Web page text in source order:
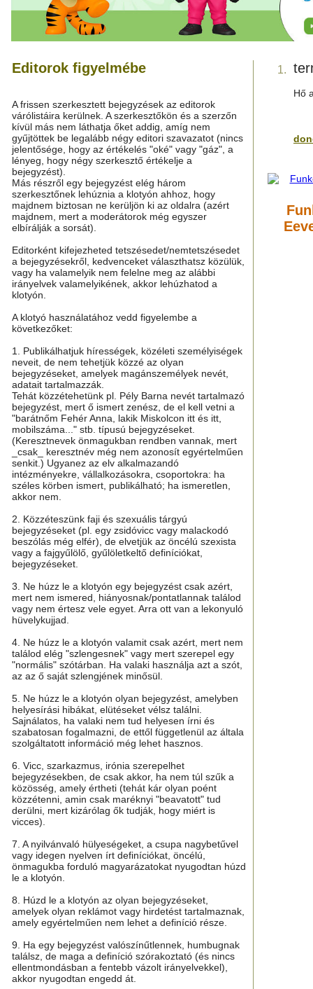
Editorok figyelmébe
A frissen szerkesztett bejegyzések az editorok
várólistáira kerülnek. A szerkesztőkön és a szerzőn
kívül más nem láthatja őket addig, amíg nem
gyűjtöttek be legalább négy editori szavazatot (nincs
jelentősége, hogy az értékelés "oké" vagy "gáz", a
lényeg, hogy négy szerkesztő értékelje a
bejegyzést).
Más részről egy bejegyzést elég három
szerkesztőnek lehúznia a klotyón ahhoz, hogy
majdnem biztosan ne kerüljön ki az oldalra (azért
majdnem, mert a moderátorok még egyszer
elbírálják a sorsát).
Editorként kifejezheted tetszésedet/nemtetszésedet
a bejegyzésekről, kedvenceket választhatsz közülük,
vagy ha valamelyik nem felelne meg az alábbi
irányelvek valamelyikének, akkor lehúzhatod a
klotyón.
A klotyó használatához vedd figyelembe a
következőket:
1. Publikálhatjuk hírességek, közéleti személyiségek
neveit, de nem tehetjük közzé az olyan
bejegyzéseket, amelyek magánszemélyek nevét,
adatait tartalmazzák.
Tehát közzétehetünk pl. Pély Barna nevét tartalmazó
bejegyzést, mert ő ismert zenész, de el kell vetni a
"barátnőm Fehér Anna, lakik Miskolcon itt és itt,
mobilszáma..." stb. típusú bejegyzéseket.
(Keresztnevek önmagukban rendben vannak, mert
_csak_ keresztnév még nem azonosít egyértelműen
senkit.) Ugyanez az elv alkalmazandó
intézményekre, vállalkozásokra, csoportokra: ha
széles körben ismert, publikálható; ha ismeretlen,
akkor nem.
2. Közzéteszünk faji és szexuális tárgyú
bejegyzéseket (pl. egy zsidóvicc vagy malackodó
beszólás még elfér), de elvetjük az öncélú szexista
vagy a fajgyűlölő, gyűlöletkeltő definíciókat,
bejegyzéseket.
3. Ne húzz le a klotyón egy bejegyzést csak azért,
mert nem ismered, hiányosnak/pontatlannak találod
vagy nem értesz vele egyet. Arra ott van a lekonyuló
hüvelykujjad.
4. Ne húzz le a klotyón valamit csak azért, mert nem
találod elég "szlengesnek" vagy mert szerepel egy
"normális" szótárban. Ha valaki használja azt a szót,
az az ő saját szlengjének minősül.
5. Ne húzz le a klotyón olyan bejegyzést, amelyben
helyesírási hibákat, elütéseket vélsz találni.
Sajnálatos, ha valaki nem tud helyesen írni és
szabatosan fogalmazni, de ettől függetlenül az általa
szolgáltatott információ még lehet hasznos.
6. Vicc, szarkazmus, irónia szerepelhet
bejegyzésekben, de csak akkor, ha nem túl szűk a
közösség, amely értheti (tehát kár olyan poént
közzétenni, amin csak maréknyi "beavatott" tud
derülni, mert kizárólag ők tudják, hogy miért is
vicces).
7. A nyilvánvaló hülyeségeket, a csupa nagybetűvel
vagy idegen nyelven írt definíciókat, öncélú,
önmagukba forduló magyarázatokat nyugodtan húzd
le a klotyón.
8. Húzd le a klotyón az olyan bejegyzéseket,
amelyek olyan reklámot vagy hirdetést tartalmaznak,
amely egyértelműen nem lehet a definíció része.
9. Ha egy bejegyzést valószínűtlennek, humbugnak
találsz, de maga a definíció szórakoztató (és nincs
ellentmondásban a fentebb vázolt irányelvekkel),
akkor nyugodtan engedd át.
1.
Hő